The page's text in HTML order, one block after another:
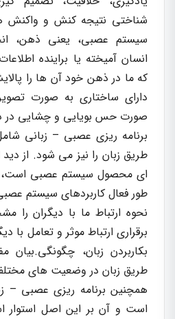
شناختی نتیجه کنش و واکنش
سیستم عصبی، یعنی ذهن،
انسان آمیخته یا براینده
که ما در ذهن خود آن ها را
دارای ساختاری به صورت
صورت حس بویایی و چشایی در
برنامه ریزی عصبی – زبانی
طریق زبان را نیز می شود. از
ای محصول سیستم عصبی است،
طور فعال کاربردهای سیستم
نحوه ارتباط ما با دیگران را
برقراری ارتباط موثر و تعامل
بکاربردن زبان، چگونگی.بیان
طریق زبان در وضعیت های
همچنین برنامه ریزی عصبی –
است و آن بر این اصل استوار